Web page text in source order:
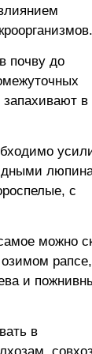
почву до
в
с
можно
рапсе,
и
в